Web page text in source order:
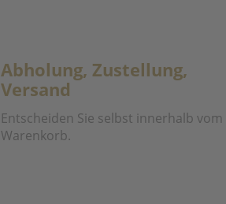
Abholung, Zustellung,
Versand
Entscheiden Sie selbst innerhalb vom
Warenkorb.